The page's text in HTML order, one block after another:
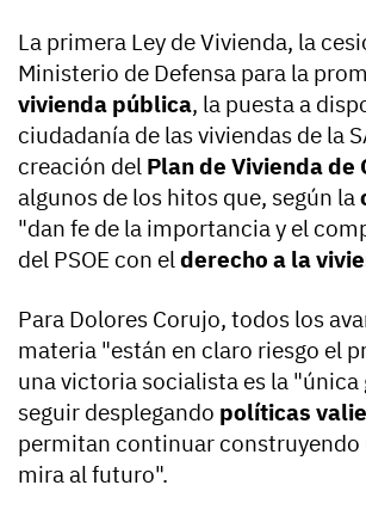
La primera Ley de Vivienda, la
Ministerio de Defensa para la
vivienda pública, la puesta a
ciudadanía de las viviendas de la
creación del Plan de Vivienda de
algunos de los hitos que, según la
"dan fe de la importancia y el
del PSOE con elderecho a la
Para Dolores Corujo, todos los
materia "están en claro riesgo el
una victoria socialista es la "única
seguir desplegando políticas
permitan continuar construyendo
mira al futuro".